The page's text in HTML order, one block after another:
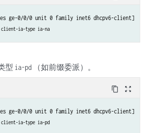
ge-0/0/0 unit 0 family inet6 dhcpv6-client]
client-ia-type ia-na
型 ia-pd （如前缀委派）。
content_copy zoom_out_map
ge-0/0/0 unit 0 family inet6 dhcpv6-client]
client-ia-type ia-pd